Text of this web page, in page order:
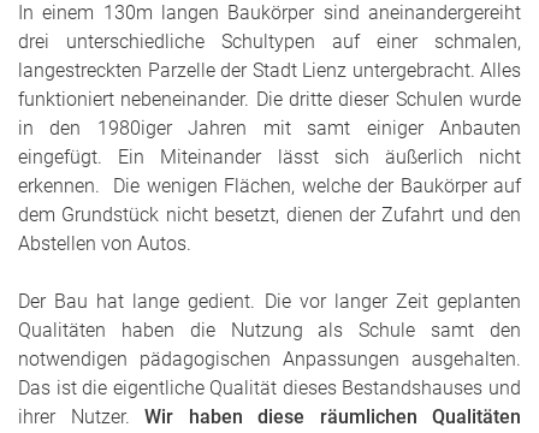
In einem 130m langen Baukörper sind aneinandergereiht
drei unterschiedliche Schultypen auf einer schmalen,
langestreckten Parzelle der Stadt Lienz untergebracht. Alles
funktioniert nebeneinander. Die dritte dieser Schulen wurde
in den 1980iger Jahren mit samt einiger Anbauten
eingefügt. Ein Miteinander lässt sich äußerlich nicht
erkennen. Die wenigen Flächen, welche der Baukörper auf
dem Grundstück nicht besetzt, dienen der Zufahrt und den
Abstellen von Autos.
Der Bau hat lange gedient. Die vor langer Zeit geplanten
Qualitäten haben die Nutzung als Schule samt den
notwendigen pädagogischen Anpassungen ausgehalten.
Das ist die eigentliche Qualität dieses Bestandshauses und
ihrer Nutzer. Wir haben diese räumlichen Qualitäten